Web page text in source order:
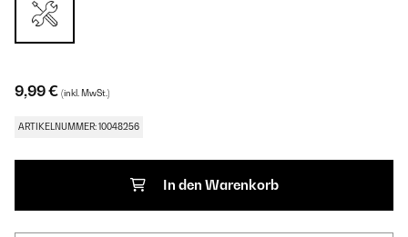
9,99 € (inkl. MwSt.)
ARTIKELNUMMER: 10048256
In den Warenkorb